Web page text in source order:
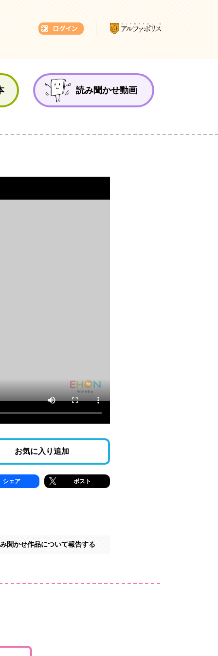
読み聞かせ動画
お気に入り追加
シェア ポスト
聞かせ作品について報告する